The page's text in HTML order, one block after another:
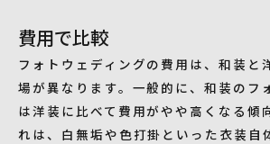
費用で比較
フォトウェディングの費用は、和装と
場が異なります。一般的に、和装のフ
は洋装に比べて費用がやや高くなる傾
れは、白無垢や色打掛といった衣装自